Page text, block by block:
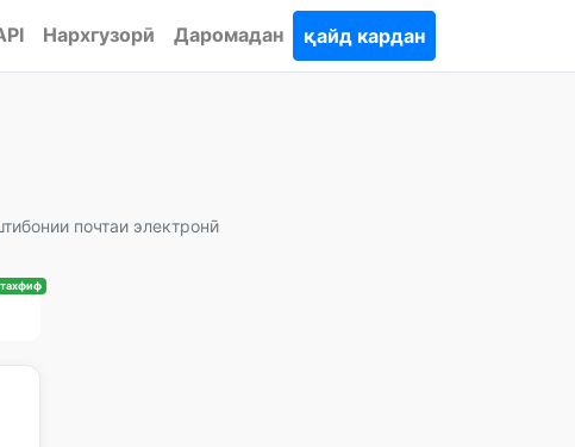
Нархгузорӣ Даромадан қайд кардан
почтаи электронӣ